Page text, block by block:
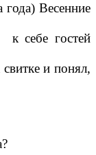
себе гостей
и понял,